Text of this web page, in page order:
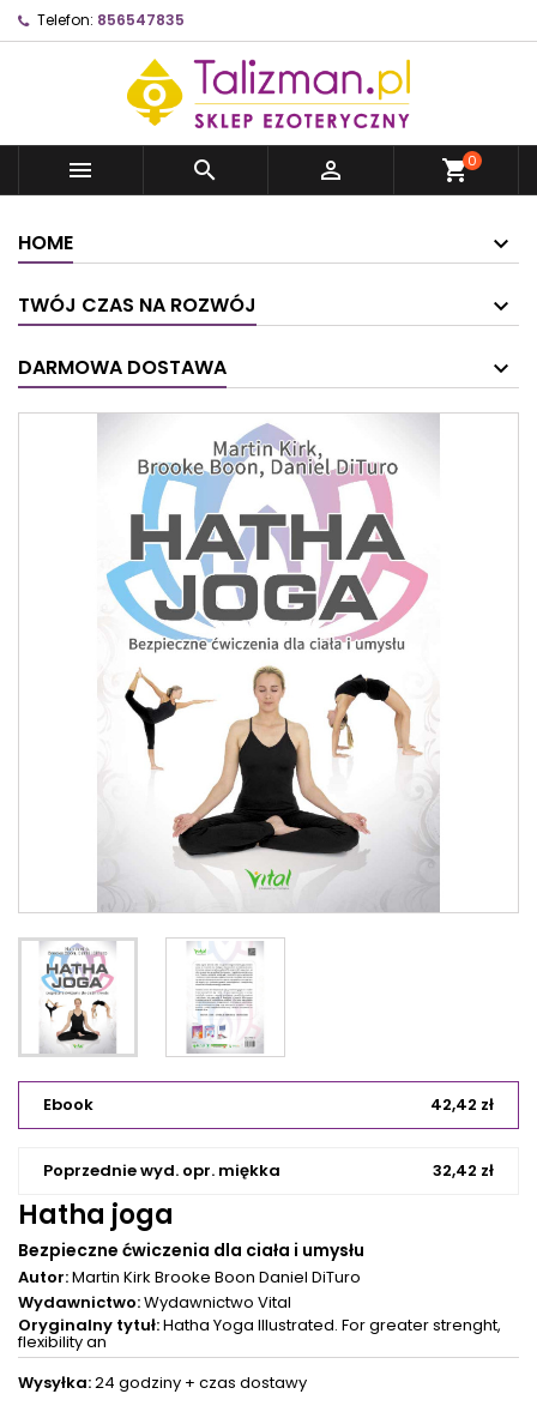
Telefon: 856547835
   shopping_cart0
HOME
TWÓJ CZAS NA ROZWÓJ
DARMOWA DOSTAWA
Ebook 42,42 zł
Poprzednie wyd. opr. miękka 32,42 zł
Hatha joga
Bezpieczne ćwiczenia dla ciała i umysłu
Autor:Martin Kirk Brooke Boon Daniel DiTuro
Wydawnictwo:Wydawnictwo Vital
Oryginalny tytuł:Hatha Yoga Illustrated. For greater strenght,
flexibility an
Wysyłka:24 godziny + czas dostawy